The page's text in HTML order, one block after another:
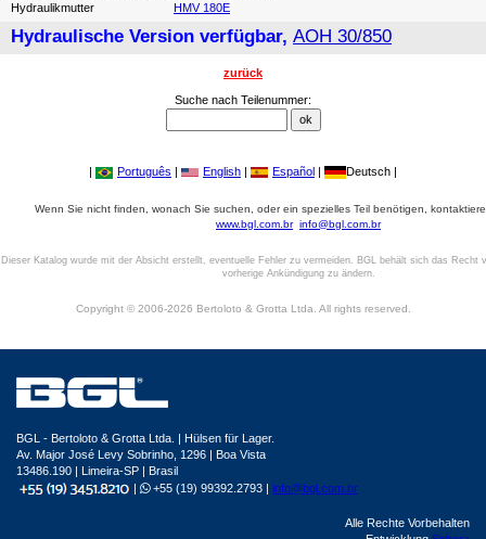
Hydraulikmutter
HMV 180E
Hydraulische Version verfügbar, AOH 30/850
zurück
Suche nach Teilenummer:
| Português | English | Español | Deutsch |
Wenn Sie nicht finden, wonach Sie suchen, oder ein spezielles Teil benötigen,
www.bgl.com.br info@bgl.com.br
Dieser Katalog wurde mit der Absicht erstellt, eventuelle Fehler zu vermeiden. BGL behält sich das Recht
vorherige Ankündigung zu ändern.
Copyright © 2006-2026 Bertoloto & Grotta Ltda. All rights reserved.
BGL - Bertoloto & Grotta Ltda. | Hülsen für Lager.
Av. Major José Levy Sobrinho, 1296 | Boa Vista
13486.190 | Limeira-SP | Brasil
|
+55 (19) 99392.2793 | info@bgl.com.br
Alle Rechte Vorbehalten